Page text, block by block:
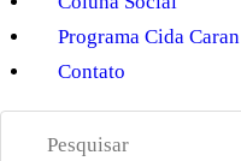
Programa Cida Caran
Contato